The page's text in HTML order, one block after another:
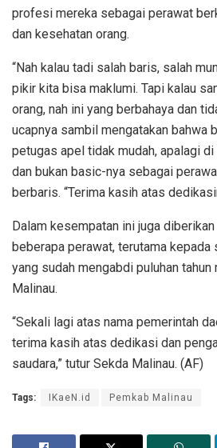
profesi mereka sebagai perawat
dan kesehatan orang.
“Nah kalau tadi salah baris, salah
pikir kita bisa maklumi. Tapi kalau
orang, nah ini yang berbahaya dan
ucapnya sambil mengatakan bahwa
petugas apel tidak mudah, apalagi di
dan bukan basic-nya sebagai
berbaris. “Terima kasih atas
Dalam kesempatan ini juga
beberapa perawat, terutama kepada
yang sudah mengabdi puluhan
Malinau.
“Sekali lagi atas nama pemerintah
terima kasih atas dedikasi dan
saudara,” tutur Sekda Malinau. (AF)
Tags: IKaeN.id Pemkab Malinau